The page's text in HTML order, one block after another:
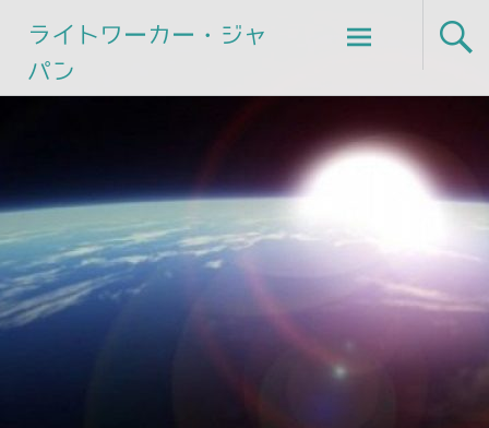
ライトワーカー・ジャ
パン
Skip
to